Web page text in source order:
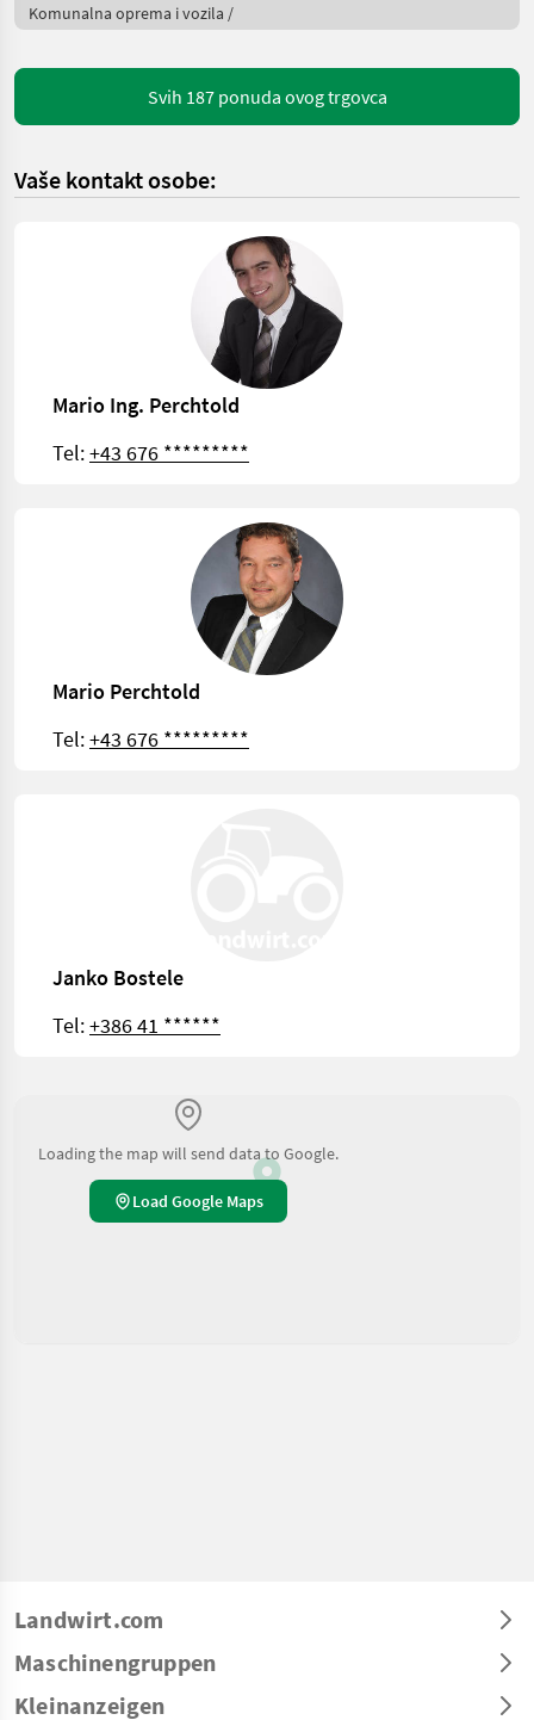
Komunalna oprema i vozila /
Svih 187 ponuda ovog trgovca
Vaše kontakt osobe:
Mario Ing. Perchtold
Tel:+43 676 *********
Mario Perchtold
Tel:+43 676 *********
Janko Bostele
Tel:+386 41 ******
Loading the map will send data to Google.
Load Google Maps
Landwirt.com
Maschinengruppen
Kleinanzeigen